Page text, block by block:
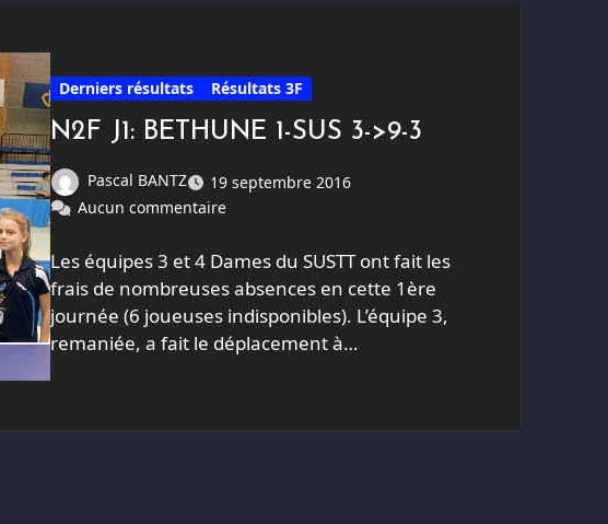
Derniers résultats Résultats 3F
N2F J1: BETHUNE 1-SUS 3->9-3
Pascal BANTZ
19 septembre 2016
Aucun commentaire
Les équipes 3 et 4 Dames du SUSTT ont fait les
frais de nombreuses absences en cette 1ère
journée (6 joueuses indisponibles). L’équipe 3,
remaniée, a fait le déplacement à…